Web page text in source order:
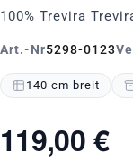
100% Trevira
Art.-Nr5298-0123
140 cm breit
119,00 €